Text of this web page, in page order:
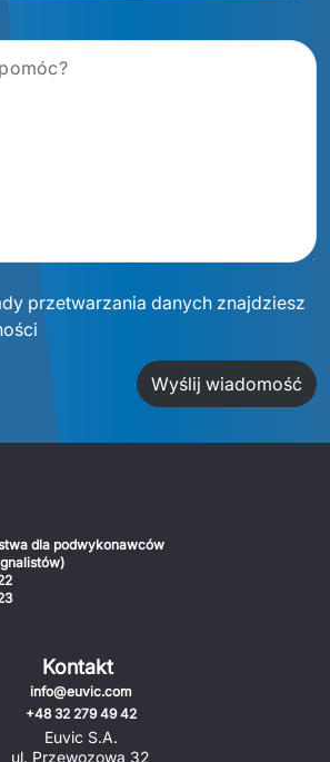
przetwarzania danych znajdziesz
Wyślij wiadomość
dla podwykonawców
Kontakt
info@euvic.com
+48 32 279 49 42
Euvic S.A.
ul. Przewozowa 32